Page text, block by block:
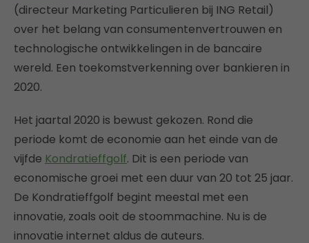
(directeur Marketing Particulieren bij ING Retail)
over het belang van consumentenvertrouwen en
technologische ontwikkelingen in de bancaire
wereld. Een toekomstverkenning over bankieren in
2020.
Het jaartal 2020 is bewust gekozen. Rond die
periode komt de economie aan het einde van de
vijfde Kondratieffgolf. Dit is een periode van
economische groei met een duur van 20 tot 25 jaar.
De Kondratieffgolf begint meestal met een
innovatie, zoals ooit de stoommachine. Nu is de
innovatie internet aldus de auteurs.